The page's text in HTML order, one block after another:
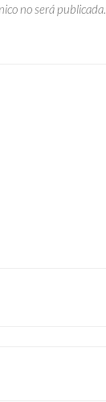
no será publicada.